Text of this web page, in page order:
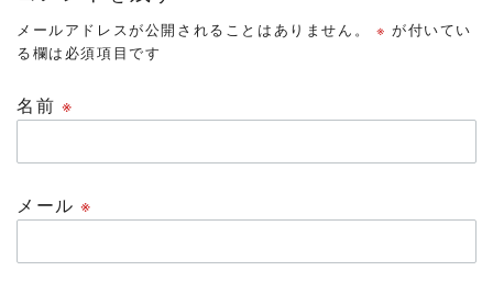
メールアドレスが公開されることはありません。 ※ が付いてい
る欄は必須項目です
名前 ※
メール※